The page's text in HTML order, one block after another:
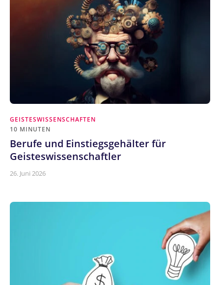
GEISTESWISSENSCHAFTEN
10 MINUTEN
Berufe und Einstiegsgehälter für
Geisteswissenschaftler
26. Juni 2026